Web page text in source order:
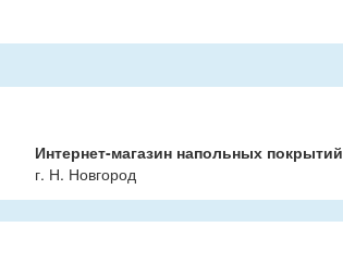
Интернет-магазин напольных покрытий
г. Н. Новгород